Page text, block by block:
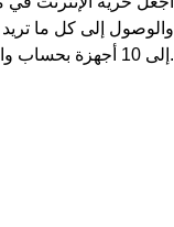
إلى 10 أجهزة بحساب واحد.